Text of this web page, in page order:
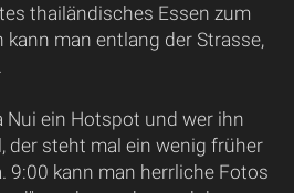
thailändisches Essen zum
kann man entlang der Strasse,
Nui ein Hotspot und wer ihn
der steht mal ein wenig früher
9:00 kann man herrliche Fotos